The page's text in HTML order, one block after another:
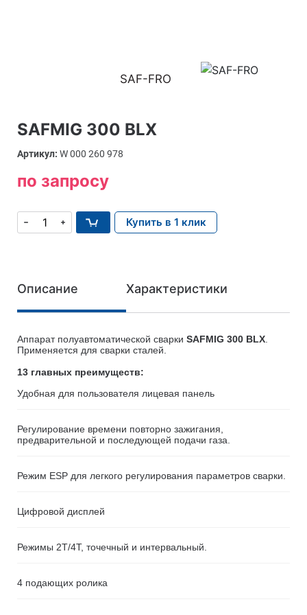
SAF-FRO
SAFMIG 300 BLX
Артикул: W 000 260 978
по запросу
Купить в 1 клик
Описание Характеристики
Аппарат полуавтоматической сварки SAFMIG 300 BLX
Применяется для сварки сталей.
13 главных преимуществ:
Удобная для пользователя лицевая панель
Регулирование времени повторно зажигания,
предварительной и последующей подачи газа.
Режим ESP для легкого регулирования параметров сварки.
Цифровой дисплей
Режимы 2Т/4Т, точечный и интервальный.
4 подающих ролика